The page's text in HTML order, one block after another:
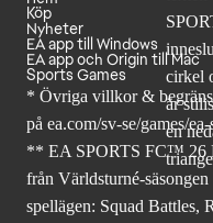
Köp
Nyheter
EA app till Windows
EA app och Origin till Mac
Sports Games
* Övriga villkor &
på ea.com/sv-se/games/
** EA SPORTS FC™ 26
från Världsturné-
spellägen: Squad Battles,